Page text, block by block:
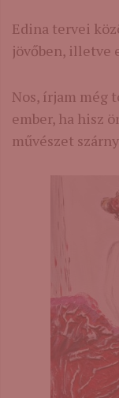
Edina tervei
jövőben, illetve
Nos, írjam még
ember, ha hisz
művészet